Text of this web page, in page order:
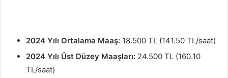
2024 Yılı Ortalama Maaş: 18.500 TL (141.50 TL/saat)
2024 Yılı Üst Düzey Maaşları: 24.500 TL (160.10
TL/saat)